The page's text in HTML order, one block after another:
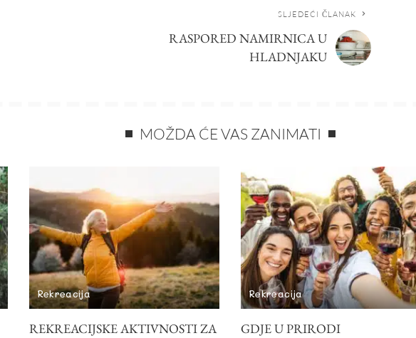
SLJEDEĆI ČLANAK
RASPORED NAMIRNICA U
HLADNJAKU
MOŽDA ĆE VAS ZANIMATI
Rekreacija
REKREACIJSKE AKTIVNOSTI ZA
Rekreacija
GDJE U PRIRODI